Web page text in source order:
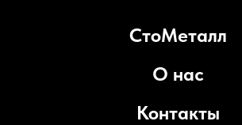
СтоМеталл
О нас
Контакты